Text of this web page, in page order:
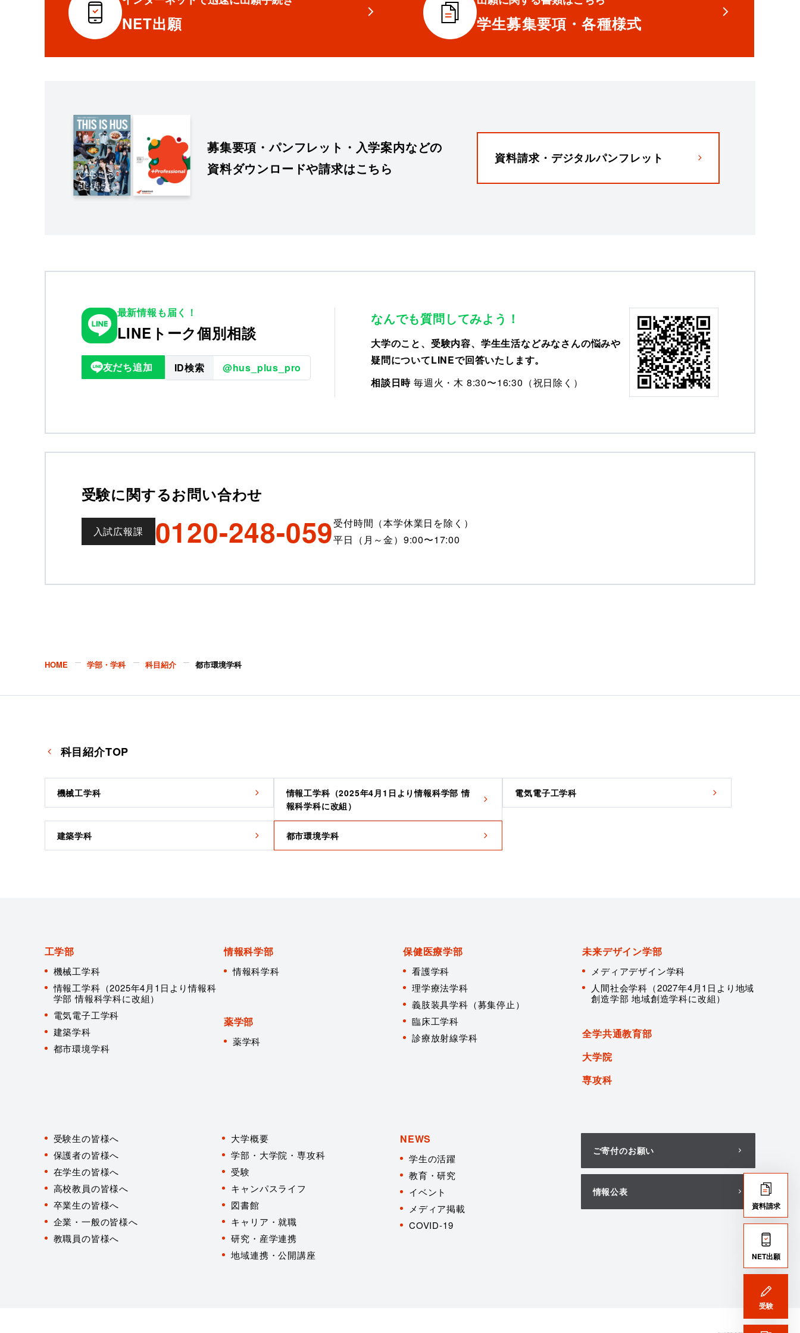
資料請求
NET出願
受験
NET出願 学生募集要項・各種様式
募集要項・パンフレット・入学案内などの
資料ダウンロードや請求はこちら
資料請求・デジタルパンフレット
最新情報も届く！
LINEトーク個別相談
友だち追加 ID検索 @hus_plus_pro
なんでも質問してみよう！
大学のこと、受験内容、学生生活などみなさんの悩みや
疑問についてLINEで回答いたします。
相談日時 毎週火・木 8:30〜16:30（祝日除く）
受験に関するお問い合わせ
入試広報課 0120-248-059受付時間（本学休業日を除く）
平日（月～金）9:00〜17:00
HOME 学部・学科 科目紹介 都市環境学科
科目紹介TOP
機械工学科
情報工学科（2025年4月1日より情報科学部 情
報科学科に改組）
電気電子工学科
建築学科 都市環境学科
工学部
機械工学科
情報工学科（2025年4月1日より情報科
学部 情報科学科に改組）
電気電子工学科
建築学科
都市環境学科
情報科学部
情報科学科
薬学部
薬学科
保健医療学部
看護学科
理学療法学科
義肢装具学科（募集停止）
臨床工学科
診療放射線学科
未来デザイン学部
メディアデザイン学科
人間社会学科（2027年4月1日より地域
創造学部 地域創造学科に改組）
全学共通教育部
大学院
専攻科
大学概要
学部・大学院・専攻科
受験
キャンパスライフ
図書館
キャリア・就職
研究・産学連携
地域連携・公開講座
者
別
受験生の皆様へ
保護者の皆様へ
在学生の皆様へ
高校教員の皆様へ
卒業生の皆様へ
企業・一般の皆様へ
教職員の皆様へ
NEWS
学生の活躍
教育・研究
イベント
メディア掲載
COVID-19
ご寄付のお願い
情報公表